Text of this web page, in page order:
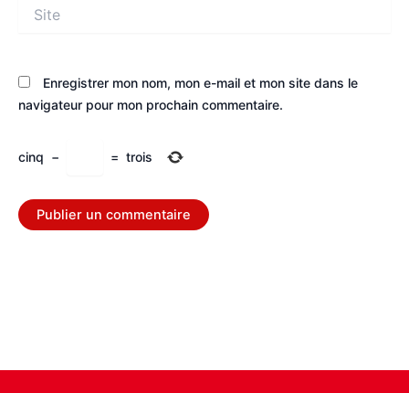
Enregistrer mon nom, mon e-mail et mon site dans le
navigateur pour mon prochain commentaire.
cinq − = trois